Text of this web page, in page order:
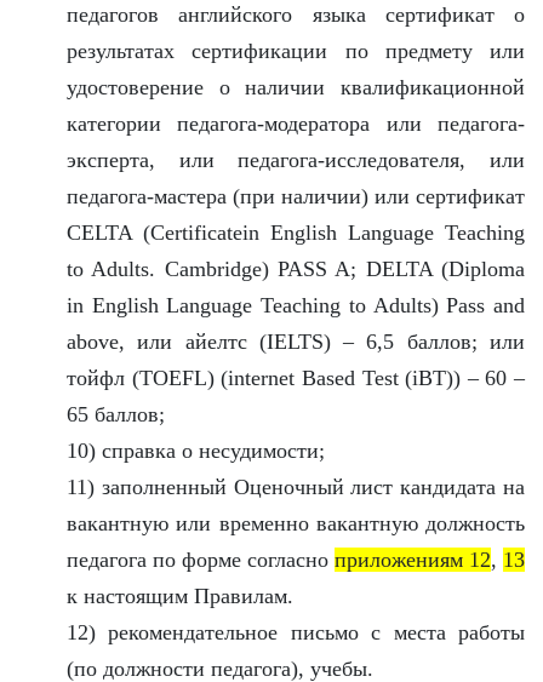
педагогов английского языка сертификат о
результатах сертификации по предмету или
удостоверение о наличии квалификационной
категории педагога-модератора или педагога-
эксперта, или педагога-исследователя, или
педагога-мастера (при наличии) или сертификат
CELTA (Certificatein English Language Teaching
to Adults. Cambridge) PASS A; DELTA (Diploma
in English Language Teaching to Adults) Pass and
above, или айелтс (IELTS) – 6,5 баллов; или
тойфл (TOEFL) (іnternet Based Test (іBT)) – 60 –
65 баллов;
10) справка о несудимости;
11) заполненный Оценочный лист кандидата на
вакантную или временно вакантную должность
педагога по форме согласно приложениям 12, 13
к настоящим Правилам.
12) рекомендательное письмо с места работы
(по должности педагога), учебы.